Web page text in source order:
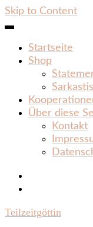
Skip to Content
Startseite
Shop
Über diese
Kontakt
Teilzeitgöttin